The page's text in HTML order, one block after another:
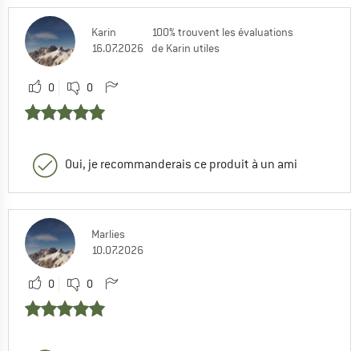
Karin
16.07.2026
100% trouvent les évaluations
de Karin utiles
0 0
Oui, je recommanderais ce produit à un ami
Marlies
10.07.2026
0 0